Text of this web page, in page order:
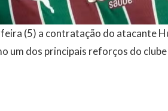
(5) a contratação do atacante
um dos principais reforços do